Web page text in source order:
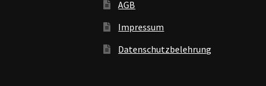
AGB
Impressum
Datenschutzbelehrung